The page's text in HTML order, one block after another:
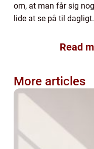
om, at man får sig
lide at se på til dagligt.
Read
More articles